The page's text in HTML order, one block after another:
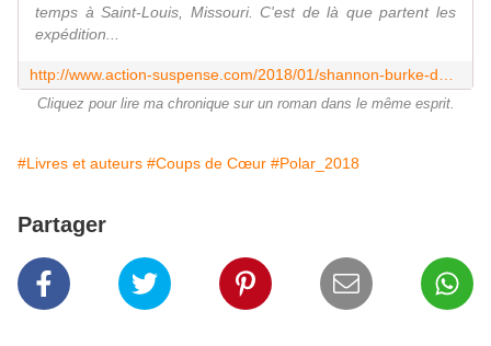
temps à Saint-Louis, Missouri. C'est de là que partent les
expédition...
Cliquez pour lire ma chronique sur un roman dans le même esprit.
#Livres et auteurs #Coups de Cœur #Polar_2018
Partager